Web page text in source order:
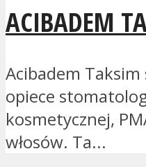
ACIBADEM
Acibadem
opiece
kosmetycznej,
włosów. Ta...